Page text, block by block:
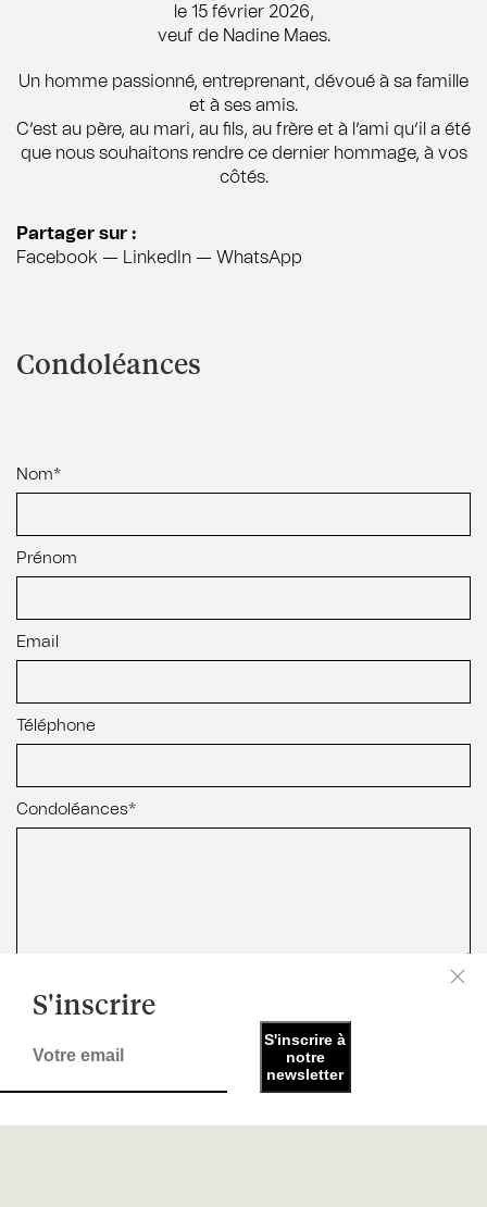
le 15 février 2026,
veuf de Nadine Maes.
Un homme passionné, entreprenant, dévoué à sa famille
et à ses amis.
C’est au père, au mari, au fils, au frère et à l’ami qu’il a été
que nous souhaitons rendre ce dernier hommage, à vos
côtés.
Partager sur :
Facebook — LinkedIn — WhatsApp
Condoléances
Nom*
Prénom
Email
Téléphone
Condoléances*
S'inscrire
S'inscrire à
notre
newsletter